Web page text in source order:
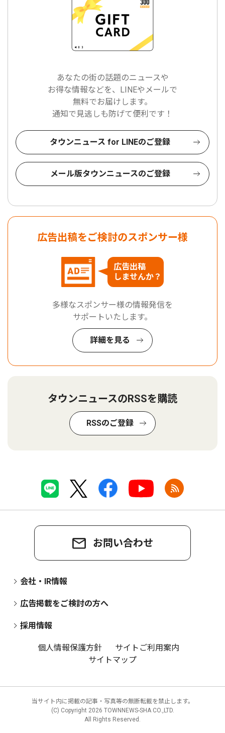
あなたの街の話題のニュースや
お得な情報などを、LINEやメールで
無料でお届けします。
通知で見逃しも防げて便利です！
タウンニュース for LINEのご登録
メール版タウンニュースのご登録
広告出稿をご検討のスポンサー様
広告出稿
しませんか？
多様なスポンサー様の情報発信を
サポートいたします。
詳細を見る
タウンニュースのRSSを購読
RSSのご登録
お問い合わせ
会社・IR情報
広告掲載をご検討の方へ
採用情報
個人情報保護方針
サイトご利用案内
サイトマップ
当サイト内に掲載の記事・写真等の無断転載を禁止します。
(C) Copyright 2026 TOWNNEWS-SHA CO.,LTD.
All Rights Reserved.